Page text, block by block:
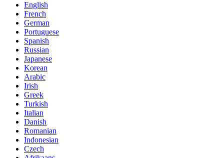
English
French
German
Portuguese
Spanish
Russian
Japanese
Korean
Arabic
Irish
Greek
Turkish
Italian
Danish
Romanian
Indonesian
Czech